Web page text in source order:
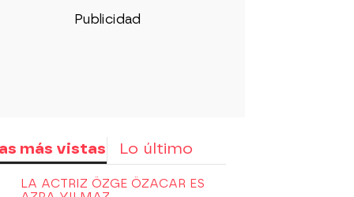
más vistas Lo último
LA ACTRIZ ÖZGE ÖZACAR ES